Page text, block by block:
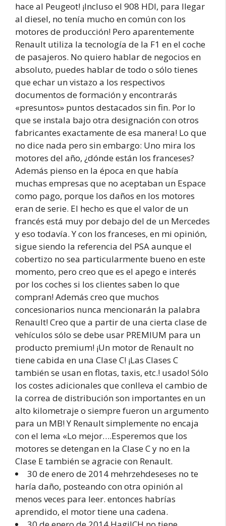
hace al Peugeot! ¡Incluso el 908 HDI, para llegar
al diesel, no tenía mucho en común con los
motores de producción! Pero aparentemente
Renault utiliza la tecnología de la F1 en el coche
de pasajeros. No quiero hablar de negocios en
absoluto, puedes hablar de todo o sólo tienes
que echar un vistazo a los respectivos
documentos de formación y encontrarás
«presuntos» puntos destacados sin fin. Por lo
que se instala bajo otra designación con otros
fabricantes exactamente de esa manera! Lo que
no dice nada pero sin embargo: Uno mira los
motores del año, ¿dónde están los franceses?
Además pienso en la época en que había
muchas empresas que no aceptaban un Espace
como pago, porque los daños en los motores
eran de serie. El hecho es que el valor de un
francés está muy por debajo del de un Mercedes
y eso todavía. Y con los franceses, en mi opinión,
sigue siendo la referencia del PSA aunque el
cobertizo no sea particularmente bueno en este
momento, pero creo que es el apego e interés
por los coches si los clientes saben lo que
compran! Además creo que muchos
concesionarios nunca mencionarán la palabra
Renault! Creo que a partir de una cierta clase de
vehículos sólo se debe usar PREMIUM para un
producto premium! ¡Un motor de Renault no
tiene cabida en una Clase C! ¡Las Clases C
también se usan en flotas, taxis, etc.! usado! Sólo
los costes adicionales que conlleva el cambio de
la correa de distribución son importantes en un
alto kilometraje o siempre fueron un argumento
para un MB! Y Renault simplemente no encaja
con el lema «Lo mejor….Esperemos que los
motores se detengan en la Clase C y no en la
Clase E también se agracie con Renault.
30 de enero de 2014 mehrzehdeseses no te
haría daño, posteando con otra opinión al
menos veces para leer. entonces habrías
aprendido, el motor tiene una cadena.